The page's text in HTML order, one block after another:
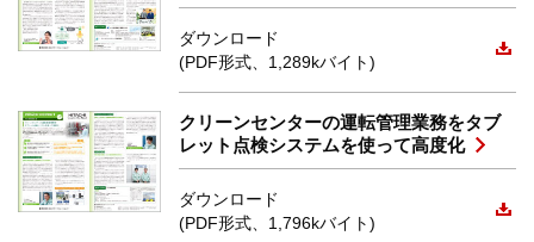
ダウンロード
(PDF形式、1,289kバイト)
クリーンセンターの運転管理業務をタブ
レット点検システムを使って高度化
ダウンロード
(PDF形式、1,796kバイト)